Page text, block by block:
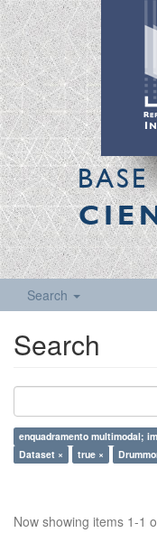
Search
Search
enquadramento multimodal;
Dataset ×
true ×
Now showing items 1-1